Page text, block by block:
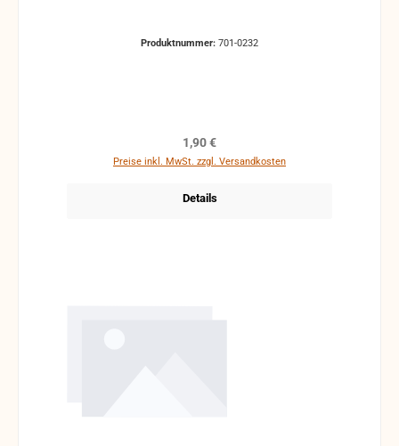
Produktnummer: 701-0232
Regulärer Preis:
1,90 €
Preise inkl. MwSt. zzgl. Versandkosten
Details